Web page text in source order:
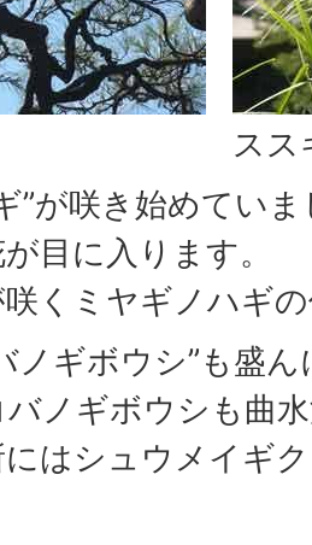
スス
”が咲き始めてい
目に入ります。
くミヤギノハギ
ノギボウシ”も盛
バノギボウシも曲
はシュウメイギ